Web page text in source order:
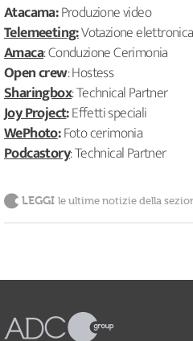
Atacama:Produzione video
Telemeeting:Votazione elettronica
Amaca: Conduzione Cerimonia
Open crew: Hostess
Sharingbox: Technical Partner
Joy Project:Effetti speciali
WePhoto:Foto cerimonia
Podcastory: Technical Partner
LEGGI le ultime notizie della